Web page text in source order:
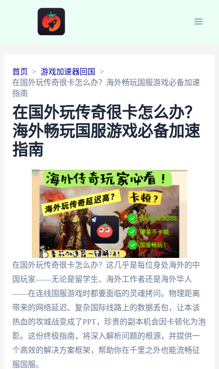
首页
游戏加速器回国
在国外玩传奇很卡怎么办？海外畅玩国服游戏必备加速
指南
在国外玩传奇很卡怎么办？
海外畅玩国服游戏必备加速
指南
在国外玩传奇很卡怎么办？这几乎是每位身处海外的中
国玩家——无论是留学生、海外工作者还是海外华人
——在连线国服游戏时都要面临的灵魂拷问。物理距离
带来的网络延迟、复杂国际线路上的数据丢包，让本该
热血的攻城战变成了PPT，珍贵的副本机会因卡顿化为泡
影。这份终极指南，将深入解析问题的根源，并提供一
个高效的解决方案框架，帮助你在千里之外也能流畅征
服国服。